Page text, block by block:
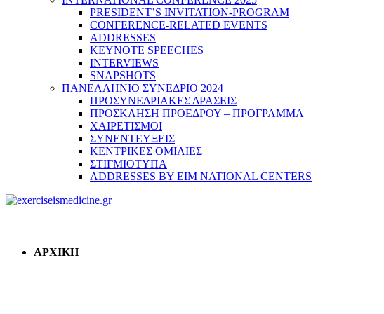
PRESIDENT’S INVITATION-PROGRAM
CONFERENCE-RELATED EVENTS
ADDRESSES
KEYNOTE SPEECHES
INTERVIEWS
SNAPSHOTS
ΠΑΝΕΛΛΗΝΙΟ ΣΥΝΕΔΡΙΟ 2024
ΠΡΟΣΥΝΕΔΡΙΑΚΕΣ ΔΡΑΣΕΙΣ
ΠΡΟΣΚΛΗΣΗ ΠΡΟΕΔΡΟΥ – ΠΡΟΓΡΑΜΜΑ
ΧΑΙΡΕΤΙΣΜΟΙ
ΣΥΝΕΝΤΕΥΞΕΙΣ
ΚΕΝΤΡΙΚΕΣ ΟΜΙΛΙΕΣ
ΣΤΙΓΜΙΟΤΥΠΑ
ADDRESSES BY EIM NATIONAL CENTERS
ΑΡΧΙΚΗ